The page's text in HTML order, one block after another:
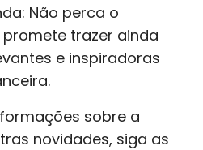
Não perca o
promete trazer ainda
e inspiradoras
sobre a
novidades, siga as